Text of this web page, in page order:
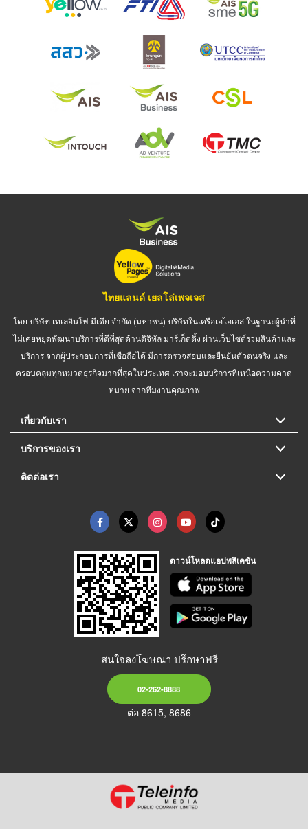
ไทยแลนด์ เยลโล่เพจเจส
โดย บริษัท เทเลอินโฟ มีเดีย จำกัด (มหาชน) บริษัทในเครือเอไอเอส ในฐานะผู้นำที่
ไม่เคยหยุดพัฒนาบริการที่ดีที่สุดด้านดิจิทัล มาร์เก็ตติ้ง ผ่านเว็บไซต์รวมสินค้าและ
บริการ จากผู้ประกอบการที่เชื่อถือได้ มีการตรวจสอบและยืนยันตัวตนจริง และ
ครอบคลุมทุกหมวดธุรกิจมากที่สุดในประเทศ เราจะมอบบริการที่เหนือความคาด
หมาย จากทีมงานคุณภาพ
เกี่ยวกับเรา
บริการของเรา
ติดต่อเรา
ดาวน์โหลดแอปพลิเคชัน
สนใจลงโฆษณา ปรึกษาฟรี
02-262-8888
ต่อ 8615, 8686